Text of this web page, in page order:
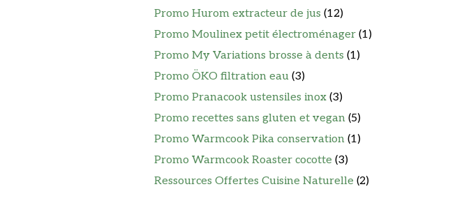
Promo Hurom extracteur de jus (12)
Promo Moulinex petit électroménager (1)
Promo My Variations brosse à dents (1)
Promo ÖKO filtration eau (3)
Promo Pranacook ustensiles inox (3)
Promo recettes sans gluten et vegan (5)
Promo Warmcook Pika conservation (1)
Promo Warmcook Roaster cocotte (3)
Ressources Offertes Cuisine Naturelle (2)